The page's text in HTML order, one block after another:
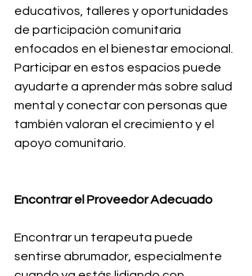
educativos, talleres y oportunidades
de participación comunitaria
enfocados en el bienestar emocional.
Participar en estos espacios puede
ayudarte a aprender más sobre salud
mental y conectar con personas que
también valoran el crecimiento y el
apoyo comunitario.
Encontrar el Proveedor Adecuado
Encontrar un terapeuta puede
sentirse abrumador, especialmente